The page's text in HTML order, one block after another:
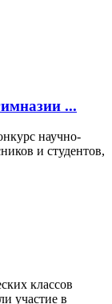
...
научно-
и студентов,
классов
участие в